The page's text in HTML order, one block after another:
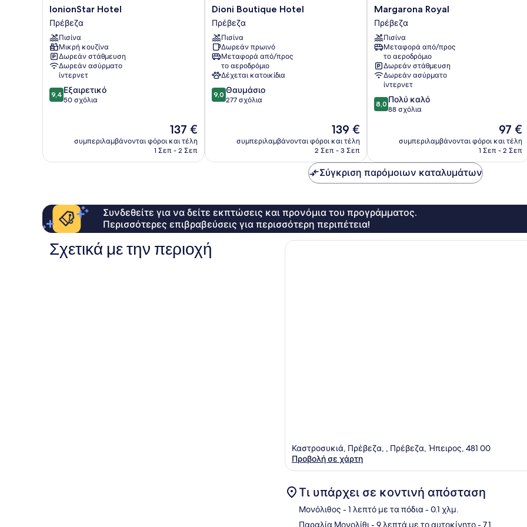
IonionStar
Hotel
Πρέβεζα
IonionStar Hotel
Πρέβεζα
Πισίνα
Μικρή κουζίνα
Δωρεάν στάθμευση
Δωρεάν ασύρματο
ίντερνετ
9.4
στα
σχόλια
9,4 Εξαιρετικό
50 σχόλια
Η
τιμή
είναι
137 €
συμπεριλαμβάνονται φόροι και τέλη
1 Σεπ - 2 Σεπ
Dioni
Boutique
Hotel
Πρέβεζα
Dioni Boutique Hotel
Πρέβεζα
Πισίνα
Δωρεάν πρωινό
Μεταφορά από/προς
το αεροδρόμιο
Δέχεται κατοικίδια
9.0
στα
σχόλια
9,0 Θαυμάσιο
277 σχόλια
Η
τιμή
είναι
139 €
συμπεριλαμβάνονται φόροι και τέλη
2 Σεπ - 3 Σεπ
Margarona
Royal
Πρέβεζα
Margarona Royal
Πρέβεζα
Πισίνα
Μεταφορά από/προς
το αεροδρόμιο
Δωρεάν στάθμευση
Δωρεάν ασύρματο
ίντερνετ
8.0
στα
σχόλια
8,0 Πολύ καλό
88 σχόλια
Η
τιμή
είναι
97 €
συμπεριλαμβάνονται φόροι και τέλη
1 Σεπ - 2 Σεπ
Σύγκριση παρόμοιων καταλυμάτων
Συνδεθείτε για να δείτε εκπτώσεις και προνόμια του προγράμματος.
Περισσότερες επιβραβεύσεις για περισσότερη περιπέτεια!
Σχετικά με την περιοχή
Καστροσυκιά, Πρέβεζα, , Πρέβεζα, Ήπειρος, 481 00
Προβολή σε χάρτη
Τι υπάρχει σε κοντινή απόσταση
Μονόλιθος - 1 λεπτό με τα πόδια - 0.1 χλμ.
Παραλία Μονολίθι - 9 λεπτά με το αυτοκίνητο- 7.1